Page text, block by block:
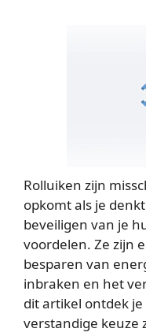
Rolluiken zijn
opkomt als je
beveiligen van je
voordelen. Ze zijn
besparen van
inbraken en het
dit artikel ontdek
verstandige keuze